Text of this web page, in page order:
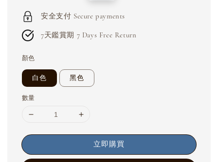
安全支付 Secure payments
7天鑑賞期 7 Days Free Return
顏色
白色 黑色
數量
立即購買